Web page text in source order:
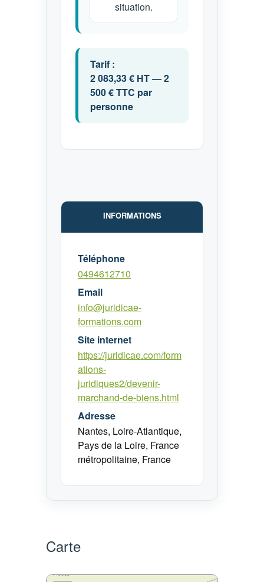
situation.
Tarif :
2 083,33 € HT — 2
500 € TTC par
personne
INFORMATIONS
Téléphone
0494612710
Email
info@juridicae-
formations.com
Site internet
https://juridicae.com/form
ations-
juridiques2/devenir-
marchand-de-biens.html
Adresse
Nantes, Loire-Atlantique,
Pays de la Loire, France
métropolitaine, France
Carte